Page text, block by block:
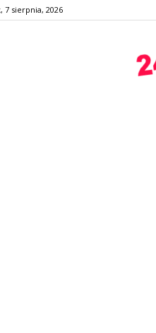
7 sierpnia, 2026